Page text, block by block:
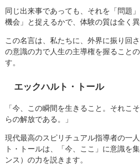
同じ出来事であっても、それを「問題
機会」と捉えるかで、体験の質は全く
この名言は、私たちに、外界に振り回
の意識の力で人生の主導権を握ること
す。
エックハルト・トール
「今、この瞬間を生きること。それこ
らの解放である。」
現代最高のスピリチュアル指導者の一
ト・トールは、「今、ここ」に意識を
ンス）の力を説きます。